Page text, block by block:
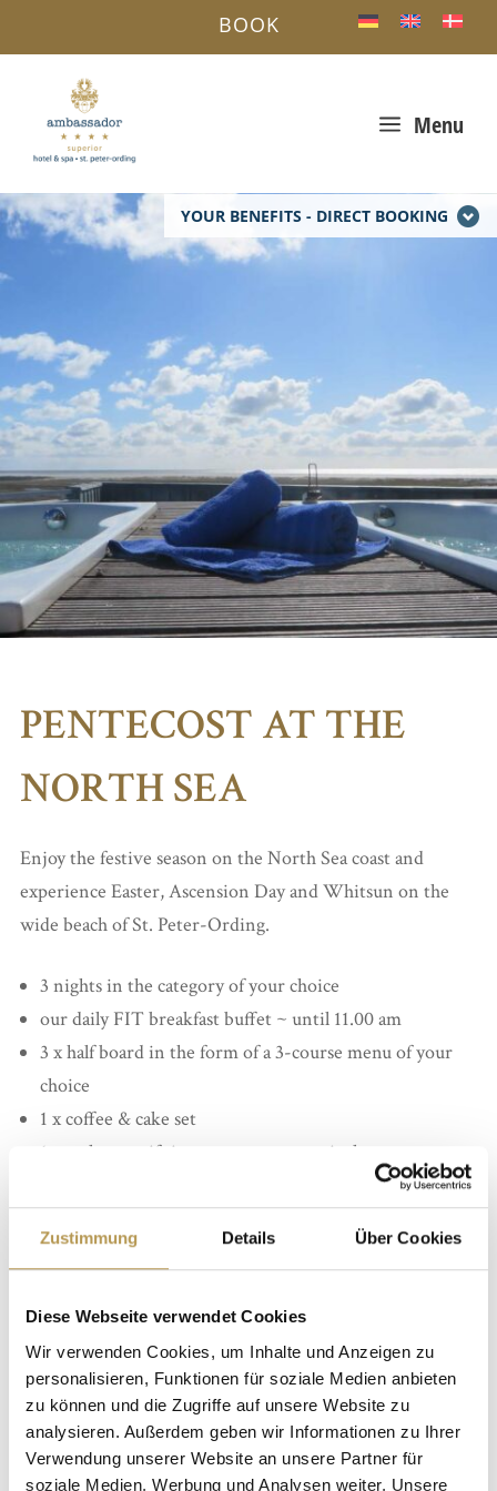
Zustimmung Details Über Cookies
Diese Webseite verwendet Cookies
Wir verwenden Cookies, um Inhalte und Anzeigen zu
personalisieren, Funktionen für soziale Medien anbieten
zu können und die Zugriffe auf unsere Website zu
analysieren. Außerdem geben wir Informationen zu Ihrer
Verwendung unserer Website an unsere Partner für
soziale Medien, Werbung und Analysen weiter. Unsere
YOUR BENEFITS - DIRECT BOOKING
a Menu
BOOK
PENTECOST AT THE
NORTH SEA
Enjoy the festive season on the North Sea coast and
experience Easter, Ascension Day and Whitsun on the
wide beach of St. Peter-Ording.
3 nights in the category of your choice
our daily FIT breakfast buffet ~ until 11.00 am
3 x half board in the form of a 3-course menu of your
choice
1 x coffee & cake set
1 x welcome gift in your room on arrival
Free use of the Auramaris Spa with pool & saunas
before arrival
Overnight stays:
3 nights
main house
Travel period: Ascension and Whitsun 2025
Cancellation free of charge up to 14 days before arrival